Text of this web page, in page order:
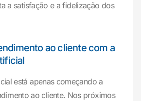
a satisfação e a fidelização dos
ao cliente com a
está apenas começando a
ao cliente. Nos próximos